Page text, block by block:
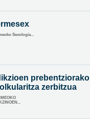
Sexologia...
prebentziorako
zerbitzua